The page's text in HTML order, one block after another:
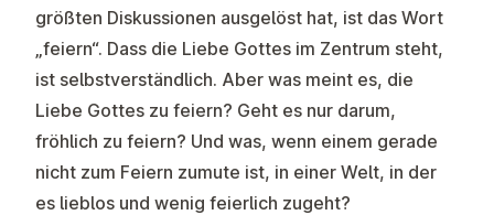
größten Diskussionen ausgelöst hat, ist das Wort
„feiern“. Dass die Liebe Gottes im Zentrum steht,
ist selbstverständlich. Aber was meint es, die
Liebe Gottes zu feiern? Geht es nur darum,
fröhlich zu feiern? Und was, wenn einem gerade
nicht zum Feiern zumute ist, in einer Welt, in der
es lieblos und wenig feierlich zugeht?